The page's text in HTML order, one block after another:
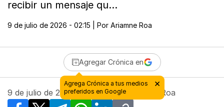
recibir un mensaje qu…
9 de julio de 2026 - 02:15 | Por Ariamne Roa
Agregar Crónica en
Agrega Crónica a tus medios
preferidos en Google
×
9 de julio de 2026 - 02:15 | Por Ariamne Roa